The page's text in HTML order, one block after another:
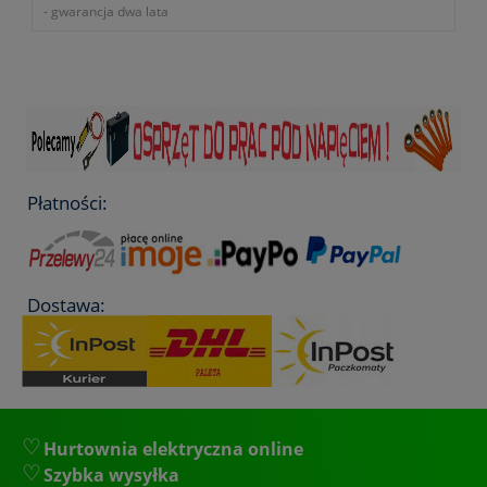
- zasilanie 3XAAA
producenta)
- gwarancja dwa lata
Płatności:
Dostawa:
Hurtownia elektryczna online
Szybka wysyłka